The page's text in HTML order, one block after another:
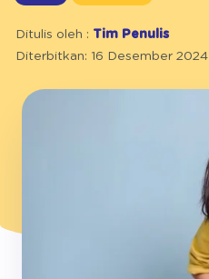
Ditulis oleh : Tim Penulis
Diterbitkan: 16 Desember 2024